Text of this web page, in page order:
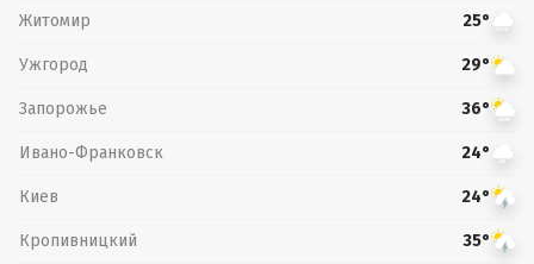
Житомир 25°
Ужгород 29°
Запорожье 36°
Ивано-Франковск 24°
Киев 24°
Кропивницкий 35°